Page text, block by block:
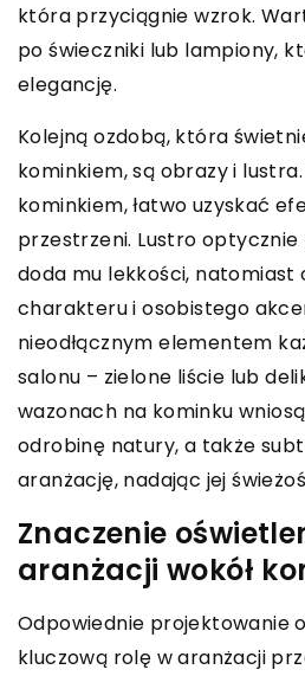
która przyciągnie wzrok.
po świeczniki lub lampiony,
elegancję.
Kolejną ozdobą, która
kominkiem, są obrazy i
kominkiem, łatwo uzyskać
przestrzeni. Lustro
doda mu lekkości, natomiast
charakteru i osobistego
nieodłącznym elementem
salonu – zielone liście lub
wazonach na kominku
odrobinę natury, a także
aranżację, nadając jej
Znaczenie
aranżacji wokół
Odpowiednie projektowanie
kluczową rolę w aranżacji